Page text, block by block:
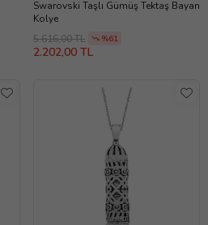
Swarovski Taşlı Gümüş Tektaş Bayan
Kolye
5.616,00 TL
%61
2.202,00 TL